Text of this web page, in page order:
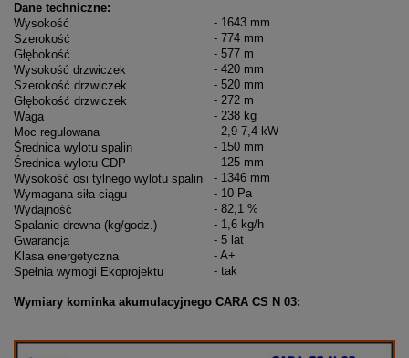
Dane techniczne:
Wysokość
- 1643 mm
Szerokość
- 774 mm
Głębokość
- 577 m
Wysokość drzwiczek
- 420 mm
Szerokość drzwiczek
- 520 mm
Głębokość drzwiczek
- 272 m
Waga
- 238 kg
Moc regulowana
- 2,9-7,4 kW
Średnica wylotu spalin
- 150 mm
Średnica wylotu CDP
- 125 mm
Wysokość osi tylnego wylotu spalin - 1346 mm
Wymagana siła ciągu
- 10 Pa
Wydajność
- 82,1 %
Spalanie drewna (kg/godz.)
- 1,6 kg/h
Gwarancja
- 5 lat
Klasa energetyczna
- A+
Spełnia wymogi Ekoprojektu
- tak
Wymiary kominka akumulacyjnego CARA CS N 03: